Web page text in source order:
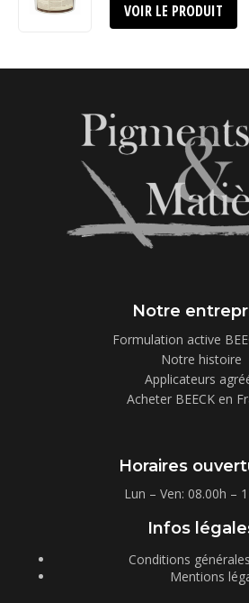
VOIR LE PRODUIT
Notre
Formulation active
Notre histoire
Applicateurs
Acheter BEECK en
Horaires
Lun – Ven: 08.00h –
Infos
Conditions
Mentions